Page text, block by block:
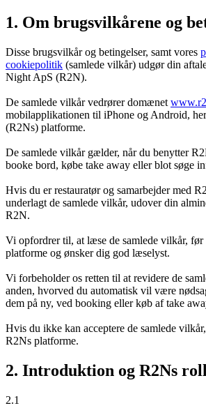
1. Om brugsvilkårene og
Disse brugsvilkår og betingelser, samt vores
cookiepolitik (samlede vilkår) udgør din
Night ApS (R2N).
De samlede vilkår vedrører domænet
mobilapplikationen til iPhone og Android,
(R2Ns) platforme.
De samlede vilkår gælder, når du benytter
booke bord, købe take away eller blot søge
Hvis du er restauratør og samarbejder med
underlagt de samlede vilkår, udover din
R2N.
Vi opfordrer til, at læse de samlede vilkår,
platforme og ønsker dig god læselyst.
Vi forbeholder os retten til at revidere de
anden, hvorved du automatisk vil være
dem på ny, ved booking eller køb af take
Hvis du ikke kan acceptere de samlede
R2Ns platforme.
2. Introduktion og R2Ns
2.1